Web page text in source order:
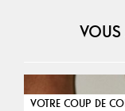
VOUS
VOTRE COUP DE